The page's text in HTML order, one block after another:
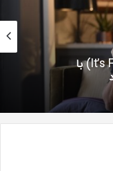
«این فلوریداست، مرد» (It’s Florida, Man) با